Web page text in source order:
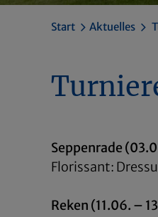
Start Aktuelles
Seppenrade
Florissant:
Reken (11.06. –